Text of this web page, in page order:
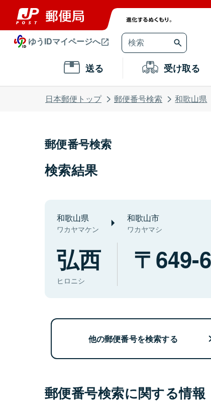
ゆうIDマイページへ
送る 受け取る
日本郵便トップ 郵便番号検索 和歌山県
郵便番号検索
検索結果
和歌山県
ワカヤマケン
和歌山市
ワカヤマシ
弘西
ヒロニシ
649-
他の郵便番号を検索する
郵便番号検索に関する情報